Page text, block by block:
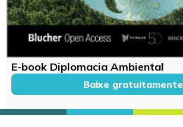
E-book Diplomacia Ambiental
Baixe gratuitamente